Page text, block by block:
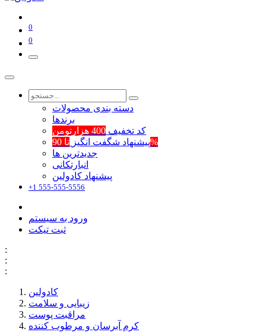
0
0
دسته بندی محصولات
برند‌ها
کد تخفیف 400 هزارتومن
پیشنهاد شگفت انگیزتا 90%
جدیدترین ها
انبارتکانی
پیشنهاد کادولین
+1 555-555-5556
ورود به سیستم
ثبت تیکت
:
:
:
کادولین
زیبایی و سلامت
مراقبت پوست
کرم آبرسان و مرطوب کننده